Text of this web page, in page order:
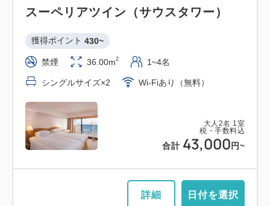
大人 2名 1室
税・手数料込
合計 43,000 円~
スーペリアツイン（サウスタワー）
獲得ポイント 430~
禁煙 36.00m2 1~4名
シングルサイズ×2 Wi-Fiあり（無料）
詳細 日付を選択